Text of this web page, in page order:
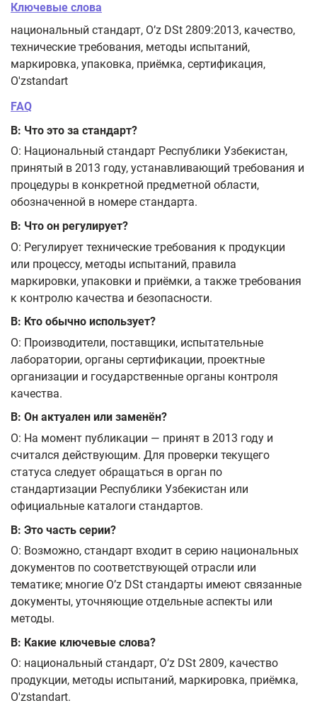
Ключевые слова
национальный стандарт, O’z DSt 2809:2013, качество,
технические требования, методы испытаний,
маркировка, упаковка, приёмка, сертификация,
O'zstandart
FAQ
В: Что это за стандарт?
О: Национальный стандарт Республики Узбекистан,
принятый в 2013 году, устанавливающий требования и
процедуры в конкретной предметной области,
обозначенной в номере стандарта.
В: Что он регулирует?
О: Регулирует технические требования к продукции
или процессу, методы испытаний, правила
маркировки, упаковки и приёмки, а также требования
к контролю качества и безопасности.
В: Кто обычно использует?
О: Производители, поставщики, испытательные
лаборатории, органы сертификации, проектные
организации и государственные органы контроля
качества.
В: Он актуален или заменён?
О: На момент публикации — принят в 2013 году и
считался действующим. Для проверки текущего
статуса следует обращаться в орган по
стандартизации Республики Узбекистан или
официальные каталоги стандартов.
В: Это часть серии?
О: Возможно, стандарт входит в серию национальных
документов по соответствующей отрасли или
тематике; многие O’z DSt стандарты имеют связанные
документы, уточняющие отдельные аспекты или
методы.
В: Какие ключевые слова?
О: национальный стандарт, O’z DSt 2809, качество
продукции, методы испытаний, маркировка, приёмка,
O'zstandart.